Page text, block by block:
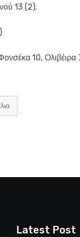
13 (2).
10, Ολιβέιρα
Latest Post